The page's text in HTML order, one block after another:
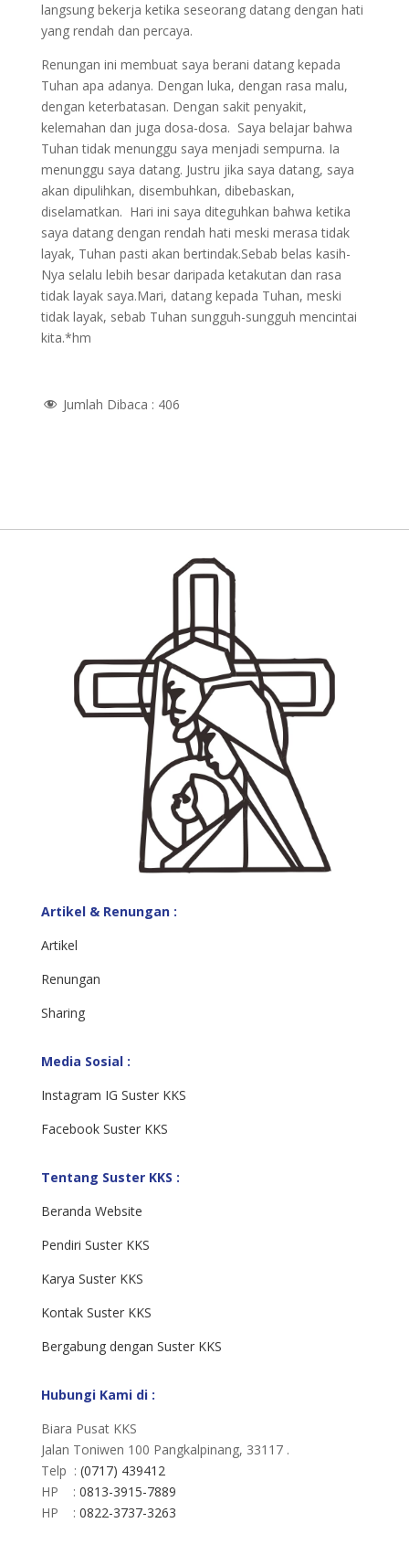
langsung bekerja ketika seseorang datang dengan hati
yang rendah dan percaya.
Renungan ini membuat saya berani datang kepada
Tuhan apa adanya. Dengan luka, dengan rasa malu,
dengan keterbatasan. Dengan sakit penyakit,
kelemahan dan juga dosa-dosa. Saya belajar bahwa
Tuhan tidak menunggu saya menjadi sempurna. Ia
menunggu saya datang. Justru jika saya datang, saya
akan dipulihkan, disembuhkan, dibebaskan,
diselamatkan. Hari ini saya diteguhkan bahwa ketika
saya datang dengan rendah hati meski merasa tidak
layak, Tuhan pasti akan bertindak.Sebab belas kasih-
Nya selalu lebih besar daripada ketakutan dan rasa
tidak layak saya.Mari, datang kepada Tuhan, meski
tidak layak, sebab Tuhan sungguh-sungguh mencintai
kita.*hm
Jumlah Dibaca : 406
Artikel & Renungan :
Artikel
Renungan
Sharing
Media Sosial :
Instagram IG Suster KKS
Facebook Suster KKS
Tentang Suster KKS :
Beranda Website
Pendiri Suster KKS
Karya Suster KKS
Kontak Suster KKS
Bergabung dengan Suster KKS
Hubungi Kami di :
Biara Pusat KKS
Jalan Toniwen 100 Pangkalpinang, 33117 .
Telp : (0717) 439412
HP : 0813-3915-7889
HP : 0822-3737-3263